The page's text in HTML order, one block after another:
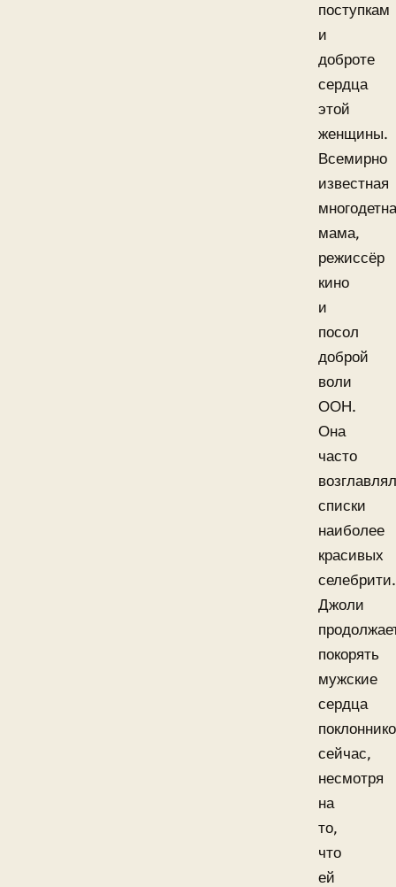
поступкам
и
доброте
сердца
этой
женщины.
Всемирно
известная
мама,
режиссёр
кино
и
посол
доброй
воли
ООН.
Она
часто
списки
наиболее
красивых
селебрити.
Джоли
покорять
мужские
сердца
сейчас,
несмотря
на
то,
что
ей